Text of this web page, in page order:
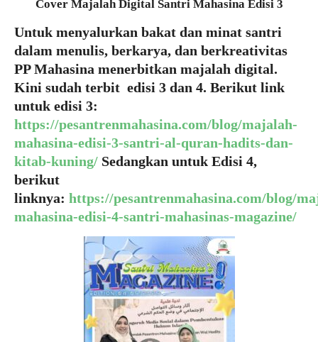
Cover Majalah Digital Santri Mahasina Edisi 3
Untuk menyalurkan bakat dan minat santri
dalam menulis, berkarya, dan berkreativitas
PP Mahasina menerbitkan majalah digital.
Kini sudah terbit edisi 3 dan 4. Berikut link
untuk edisi 3:
https://pesantrenmahasina.com/blog/majalah-
mahasina-edisi-3-santri-al-quran-hadits-dan-
kitab-kuning/ Sedangkan untuk Edisi 4,
berikut
linknya: https://pesantrenmahasina.com/blog/
mahasina-edisi-4-santri-mahasinas-magazine/